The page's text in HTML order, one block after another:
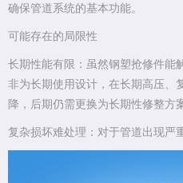
确保管道系统的基本功能。
可能存在的局限性
长期性能有限：虽然钢塑抢修件能
非为长期使用设计，在长期高压、
降，后期仍需更换为长期性修整方
复杂损坏难处理：对于管道出现严